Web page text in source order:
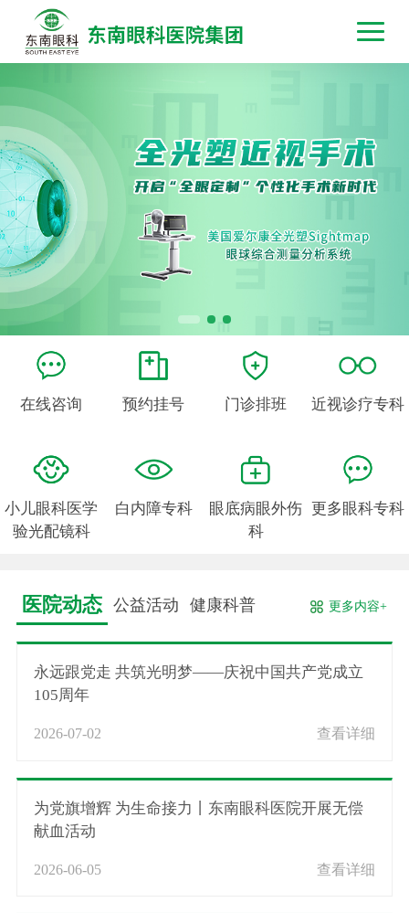
在线咨询 预约挂号 门诊排班 近视诊疗专科
小儿眼科医学
验光配镜科
白内障专科
眼底病眼外伤
科
更多眼科专科
医院动态 公益活动 健康科普 更多内容+
永远跟党走 共筑光明梦——庆祝中国共产党成立
105周年
2026-07-02 查看详细
为党旗增辉 为生命接力丨东南眼科医院开展无偿
献血活动
2026-06-05 查看详细